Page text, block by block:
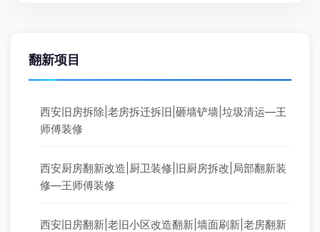
翻新项目
西安旧房拆除|老房拆迁拆旧|砸墙铲墙|垃圾清运—王
师傅装修
西安厨房翻新改造|厨卫装修|旧厨房拆改|局部翻新装
修—王师傅装修
西安旧房翻新|老旧小区改造翻新|墙面刷新|老房翻新